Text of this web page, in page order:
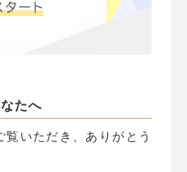
たへ
いただき、ありがとう